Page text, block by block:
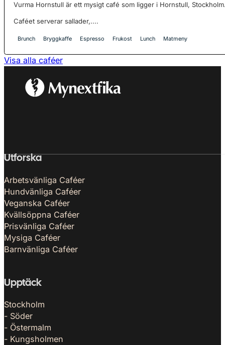
Vurma Hornstull är ett mysigt café som ligger i Hornstull,
Caféet serverar sallader,....
Brunch Bryggkaffe Espresso Frukost Lunch Matmeny
Visa alla caféer
Utforska
Arbetsvänliga Caféer
Hundvänliga Caféer
Veganska Caféer
Kvällsöppna Caféer
Prisvänliga Caféer
Mysiga Caféer
Barnvänliga Caféer
Upptäck
Stockholm
- Söder
- Östermalm
- Kungsholmen